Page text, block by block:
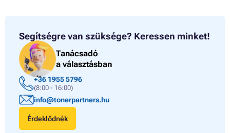
Segítségre van szüksége? Keressen minket!
Tanácsadó
a választásban
+36 1955 5796
(8:00 - 16:00)
info@tonerpartners.hu
Érdeklődnék